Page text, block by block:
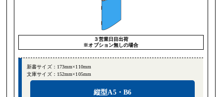
３営業日目出荷
※オプション無しの場合
新書サイズ：173mm×110mm
文庫サイズ：152mm×105mm
縦型A5・B6